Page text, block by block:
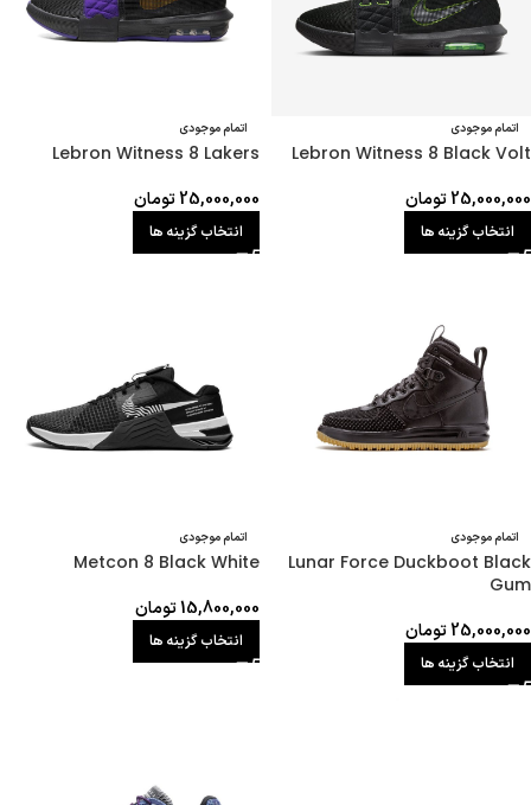
اتمام موجودی
Lebron Witness 8 Black Volt
25,000,000تومان
انتخاب گزینه ها
اتمام موجودی
Lebron Witness 8 Lakers
25,000,000تومان
انتخاب گزینه ها
اتمام موجودی
Lunar Force Duckboot Black
Gum
25,000,000تومان
انتخاب گزینه ها
اتمام موجودی
Metcon 8 Black White
15,800,000تومان
انتخاب گزینه ها